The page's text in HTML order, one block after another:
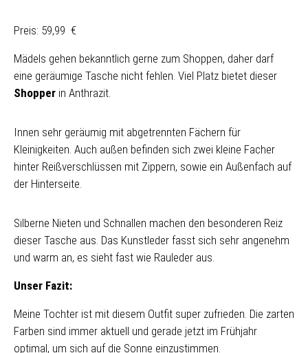
Preis: 59,99 €
Mädels gehen bekanntlich gerne zum Shoppen, daher darf
eine geräumige Tasche nicht fehlen. Viel Platz bietet dieser
Shopper in Anthrazit.
Innen sehr geräumig mit abgetrennten Fächern für
Kleinigkeiten. Auch außen befinden sich zwei kleine Facher
hinter Reißverschlüssen mit Zippern, sowie ein Außenfach auf
der Hinterseite.
Silberne Nieten und Schnallen machen den besonderen Reiz
dieser Tasche aus. Das Kunstleder fasst sich sehr angenehm
und warm an, es sieht fast wie Rauleder aus.
Unser Fazit:
Meine Tochter ist mit diesem Outfit super zufrieden. Die zarten
Farben sind immer aktuell und gerade jetzt im Frühjahr
optimal, um sich auf die Sonne einzustimmen.